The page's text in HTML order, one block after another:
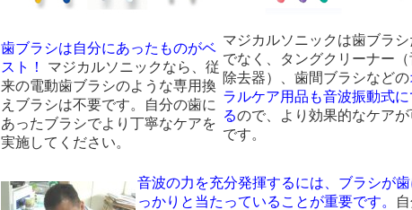
歯ブラシは自分にあったものがベ
スト！
マジカルソニックなら、従
来の電動歯ブラシのような専用換
えブラシは不要です。自分の歯に
あったブラシでより丁寧なケアを
実施してください。
マジカルソニックは歯ブラシ
でなく、タングクリーナー
除去器）、歯間ブラシなどの
ラルケア用品も音波振動式に
るので、より効果的なケア
です。
音波の力を充分発揮するには、ブラシが歯
っかりと当たっていることが重要です。